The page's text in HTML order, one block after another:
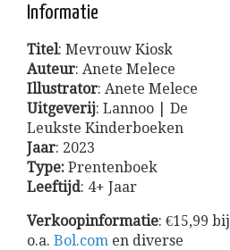
Informatie
Titel: Mevrouw Kiosk
Auteur: Anete Melece
Illustrator: Anete Melece
Uitgeverij: Lannoo | De
Leukste Kinderboeken
Jaar: 2023
Type: Prentenboek
Leeftijd: 4+ Jaar
Verkoopinformatie: €15,99 bij
o.a. Bol.com en diverse